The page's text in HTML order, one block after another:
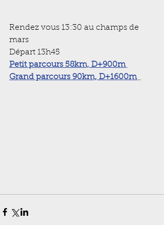
Rendez vous 13:30 au champs de
mars
Départ 13h45
Petit parcours 58km, D+900m
Grand parcours 90km, D+1600m